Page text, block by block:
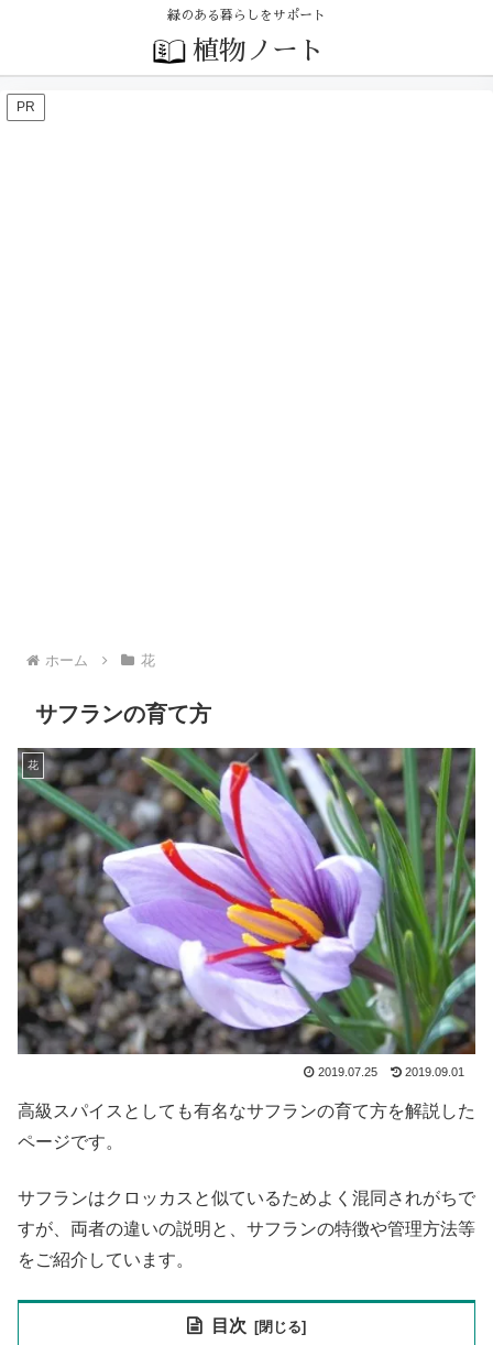
緑のある暮らしをサポート
植物ノート
PR
ホーム 花
サフランの育て方
花
2019.07.25 2019.09.01
高級スパイスとしても有名なサフランの育て方を解説した
ページです。
サフランはクロッカスと似ているためよく混同されがちで
すが、両者の違いの説明と、サフランの特徴や管理方法等
をご紹介しています。
目次